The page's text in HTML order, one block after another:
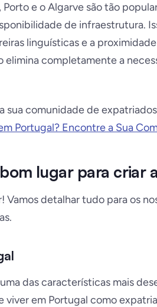
e o Algarve são tão
de infraestrutura.
linguísticas e a
elimina completamente a
sua comunidade de
Portugal? Encontre a Sua
lugar para criar
Vamos detalhar tudo para os
das características mais
em Portugal como